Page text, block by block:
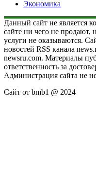
Экономика
Данный сайт не является
сайте ни чего не продают,
услуги не оказываются.
новостей RSS канала
newsru.com. Материалы
ответственность за
Администрация сайта не
Сайт от bmb1 @ 2024